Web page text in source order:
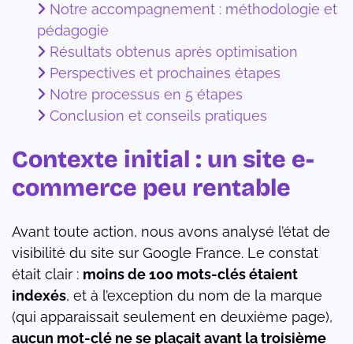
Notre accompagnement : méthodologie et
pédagogie
Résultats obtenus après optimisation
Perspectives et prochaines étapes
Notre processus en 5 étapes
Conclusion et conseils pratiques
Contexte initial : un site e-
commerce peu rentable
Avant toute action, nous avons analysé l’état de
visibilité du site sur Google France. Le constat
était clair : moins de 100 mots-clés étaient
indexés, et à l’exception du nom de la marque
(qui apparaissait seulement en deuxième page),
aucun mot-clé ne se plaçait avant la troisième